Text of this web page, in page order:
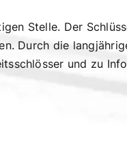
Stelle. Der
Durch die
und zu